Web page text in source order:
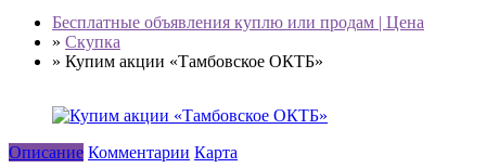
Бесплатные объявления куплю или продам | Цена
» Скупка
» Купим акции «Тамбовское ОКТБ»
Описание Комментарии Карта